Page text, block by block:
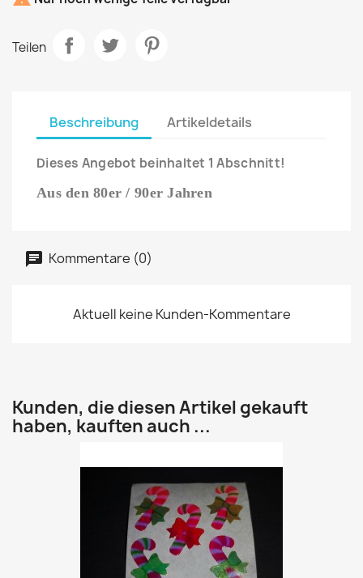
Teilen
Beschreibung Artikeldetails
Dieses Angebot beinhaltet 1 Abschnitt!
Aus den 80er / 90er Jahren
Kommentare (0)
Aktuell keine Kunden-Kommentare
Kunden, die diesen Artikel gekauft
haben, kauften auch ...